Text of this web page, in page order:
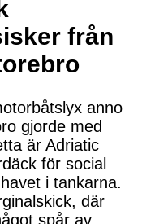
från
anno
gjorde med
är Adriatic
för social
i tankarna.
där
spår av